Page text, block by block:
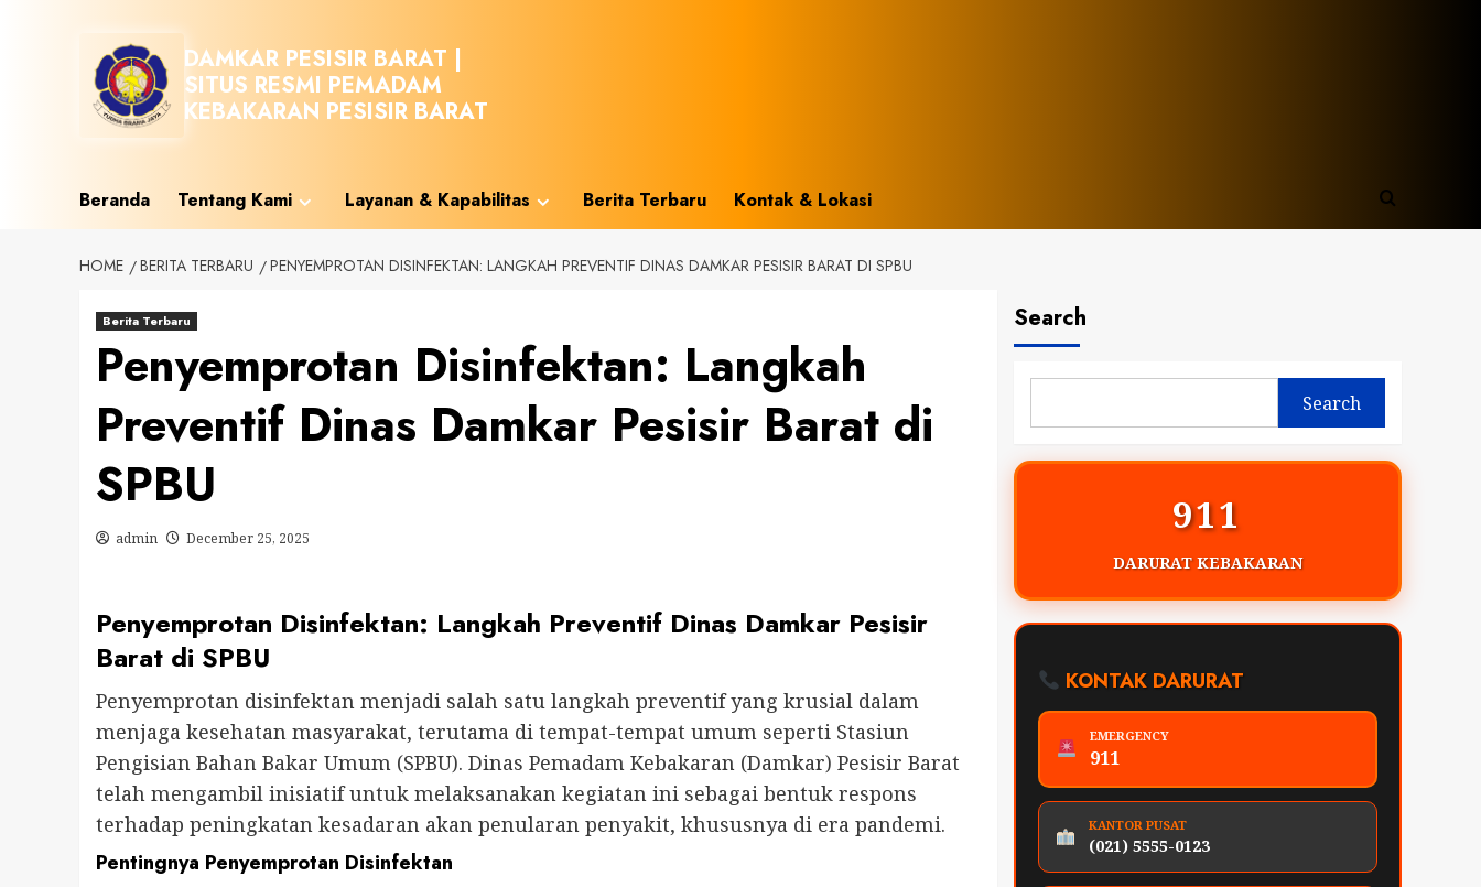
DAMKAR PESISIR BARAT |
SITUS RESMI PEMADAM
KEBAKARAN PESISIR BARAT
Beranda Tentang Kami Layanan & Kapabilitas Berita Terbaru Kontak & Lokasi
HOME BERITA TERBARU PENYEMPROTAN DISINFEKTAN: LANGKAH PREVENTIF DINAS DAMKAR PESISIR BARAT DI SPBU
Berita Terbaru
Penyemprotan Disinfektan: Langkah
Preventif Dinas Damkar Pesisir Barat di
SPBU
admin December 25, 2025
Penyemprotan Disinfektan: Langkah Preventif Dinas Damkar Pesisir
Barat di SPBU
Penyemprotan disinfektan menjadi salah satu langkah preventif yang krusial dalam
menjaga kesehatan masyarakat, terutama di tempat-tempat umum seperti Stasiun
Pengisian Bahan Bakar Umum (SPBU). Dinas Pemadam Kebakaran (Damkar) Pesisir Barat
telah mengambil inisiatif untuk melaksanakan kegiatan ini sebagai bentuk respons
terhadap peningkatan kesadaran akan penularan penyakit, khususnya di era pandemi.
Pentingnya Penyemprotan Disinfektan
Search
Search
911
DARURAT KEBAKARAN
KONTAK DARURAT
EMERGENCY
911
KANTOR PUSAT
(021) 5555-0123